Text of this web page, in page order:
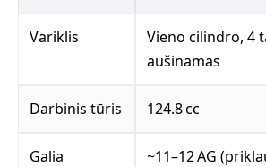
Variklis
Vieno cilindro, 4
aušinamas
Darbinis tūris 124.8 cc
Galia
~11–12 AG